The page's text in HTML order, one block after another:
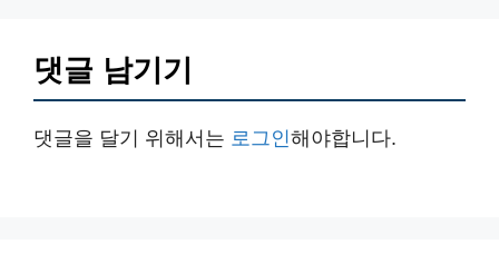
댓글 남기기
댓글을 달기 위해서는 로그인해야합니다.